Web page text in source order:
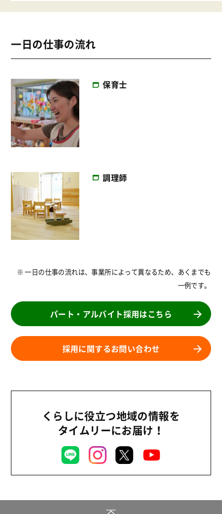
一日の仕事の流れ
保育士
調理師
※ 一日の仕事の流れは、事業所によって異なるため、あくまでも
一例です。
パート・アルバイト採用はこちら
採用に関するお問い合わせ
くらしに役立つ地域の情報を
タイムリーにお届け！